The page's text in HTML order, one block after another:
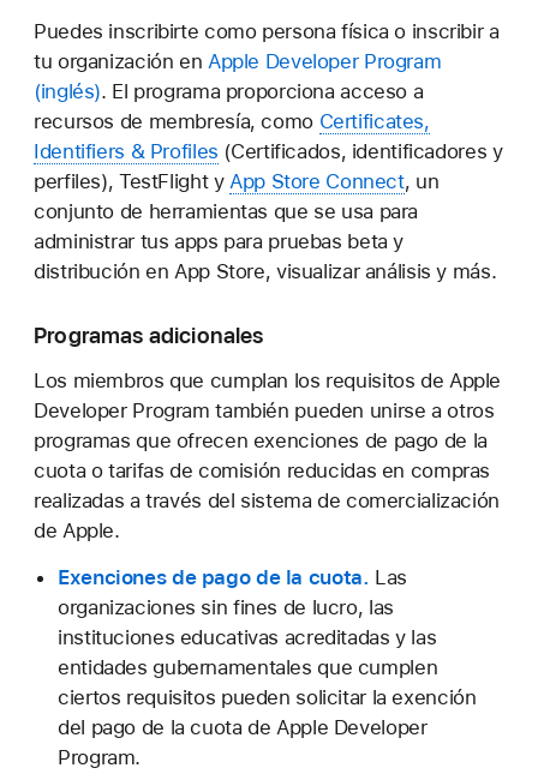
Puedes inscribirte como persona física o inscribir a
tu organización en Apple Developer Program
. El programa proporciona acceso a
recursos de membresía, como Certificates,
Identifiers & Profiles (Certificados, identificadores y
perfiles), TestFlight yApp Store Connect, un
conjunto de herramientas que se usa para
administrartus apps para pruebas beta y
distribución en App Store, visualizar análisis y más.
Programas adicionales
Los miembros que cumplan los requisitos de Apple
Developer Program también pueden unirse a otros
programas que ofrecen exenciones de pago de la
cuota o tarifas de comisión reducidas en compras
realizadas a través del sistema de comercialización
de Apple.
Exenciones de pago de la cuota. Las
organizaciones sin fines de lucro, las
instituciones educativas acreditadas y las
entidades gubernamentales que cumplen
ciertos requisitos pueden solicitar la exención
del pago de la cuota de Apple Developer
Program.